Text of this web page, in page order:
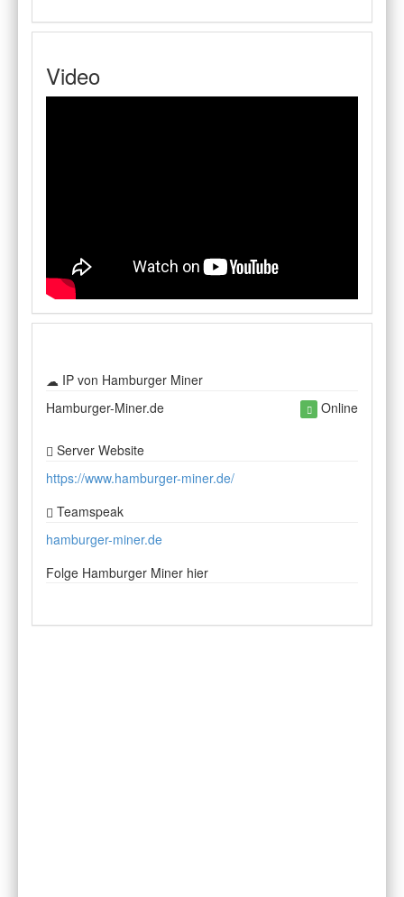
Video
IP von Hamburger Miner
Hamburger-Miner.de
Online
Server Website
https://www.hamburger-miner.de/
Teamspeak
hamburger-miner.de
Folge Hamburger Miner hier